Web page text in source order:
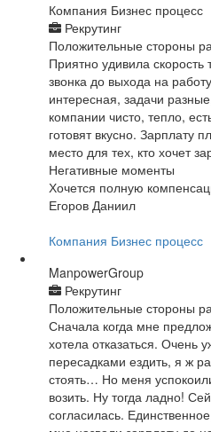
Компания Бизнес процесс
Рекрутинг
Положительные стороны
Приятно удивила скорость
звонка до выхода на
интересная, задачи
компании чисто, тепло,
готовят вкусно. Зарплату
место для тех, кто хочет
Негативные моменты
Хочется полную
Егоров Даниил
Компания Бизнес процесс
ManpowerGroup
Рекрутинг
Положительные стороны
Сначала когда мне
хотела отказаться. Очень
пересадками ездить, я ж
стоять… Но меня
возить. Ну тогда ладно!
согласилась.